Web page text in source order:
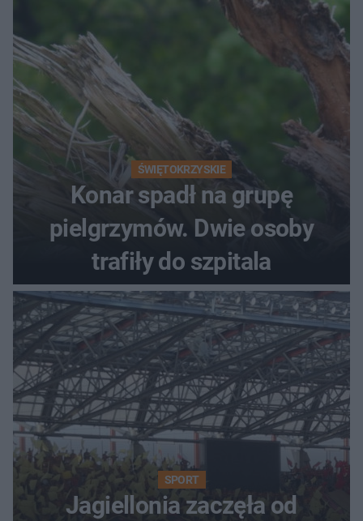
ŚWIĘTOKRZYSKIE
Konar spadł na grupę
pielgrzymów. Dwie osoby
trafiły do szpitala
SPORT
Jagiellonia zaczęła od